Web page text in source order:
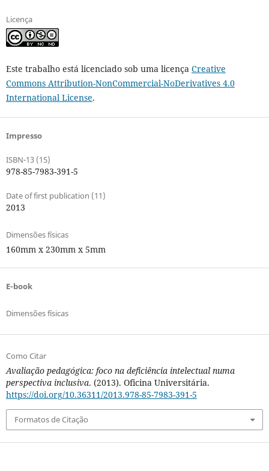
Licença
Este trabalho está licenciado sob uma licença Creative
Commons Attribution-NonCommercial-NoDerivatives 4.0
International License.
Impresso
ISBN-13 (15)
978-85-7983-391-5
Date of first publication (11)
2013
Dimensões físicas
160mm x 230mm x 5mm
E-book
Dimensões físicas
Como Citar
Avaliação pedagógica: foco na deficiência intelectual numa
perspectiva inclusiva. (2013). Oficina Universitária.
https://doi.org/10.36311/2013.978-85-7983-391-5
Formatos de Citação